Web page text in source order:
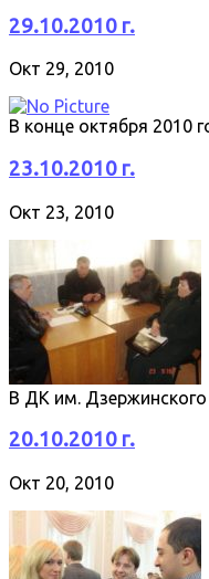
29.10.2010 г.
Окт 29, 2010
В конце октября 2010
23.10.2010 г.
Окт 23, 2010
В ДК им.
20.10.2010 г.
Окт 20, 2010